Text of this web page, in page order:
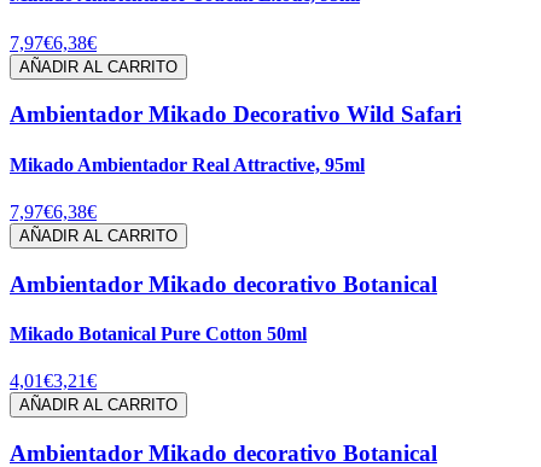
7,97€6,38€
AÑADIR AL CARRITO
Ambientador Mikado Decorativo Wild Safari
Mikado Ambientador Real Attractive, 95ml
7,97€6,38€
AÑADIR AL CARRITO
Ambientador Mikado decorativo Botanical
Mikado Botanical Pure Cotton 50ml
4,01€3,21€
AÑADIR AL CARRITO
Ambientador Mikado decorativo Botanical